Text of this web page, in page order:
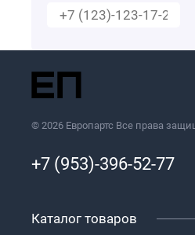
© 2026 Европартс Все права
+7 (953)-396-52-77
Каталог товаров